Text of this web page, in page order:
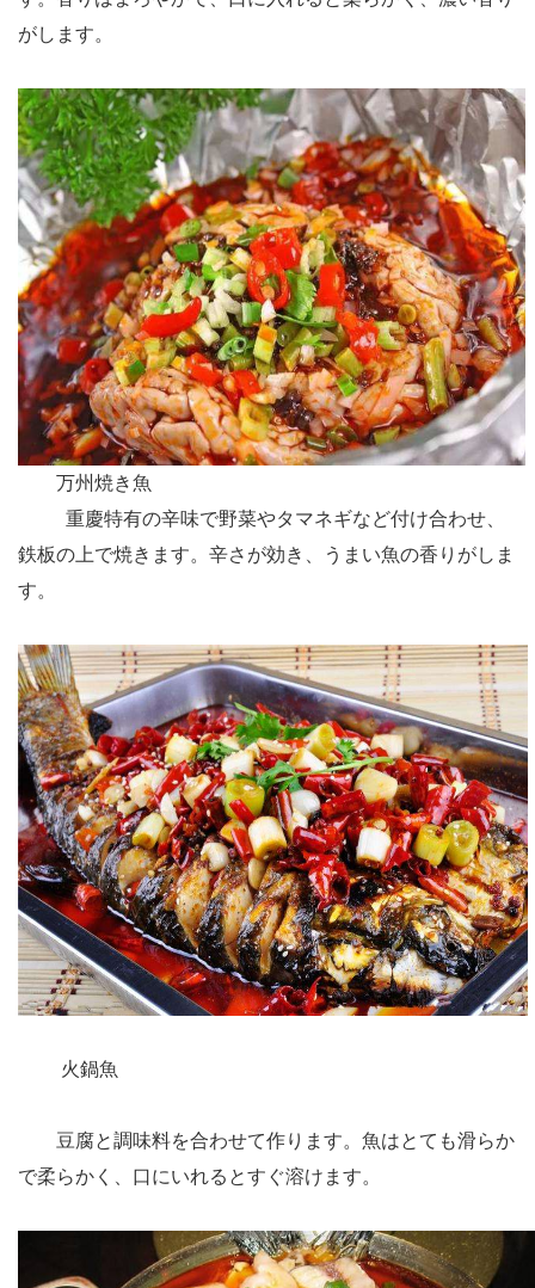
がします。
万州焼き魚
重慶特有の辛味で野菜やタマネギなど付け合わせ、
鉄板の上で焼きます。辛さが効き、うまい魚の香りがしま
す。
火鍋魚
豆腐と調味料を合わせて作ります。魚はとても滑らか
で柔らかく、口にいれるとすぐ溶けます。